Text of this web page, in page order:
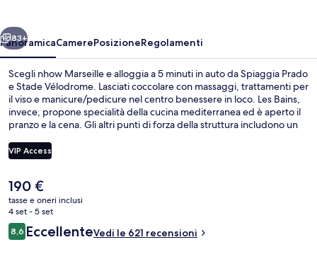
Avanti
83+
PanoramicaCamerePosizioneRegolamenti
Scegli nhow Marseille e alloggia a 5 minuti in auto da Spiaggia Prado
e Stade Vélodrome. Lasciati coccolare con massaggi, trattamenti per
il viso e manicure/pedicure nel centro benessere in loco. Les Bains,
invece, propone specialità della cucina mediterranea ed è aperto il
pranzo e la cena. Gli altri punti di forza della struttura includono un
apprezzano il personale gentile della struttura.
VIP Access
Il
prezzo
attuale
è
190 €
190 €
tasse e oneri inclusi
4 set - 5 set
Recensioni
8,68,6 su 10
EccellenteVedi le 621 recensioni